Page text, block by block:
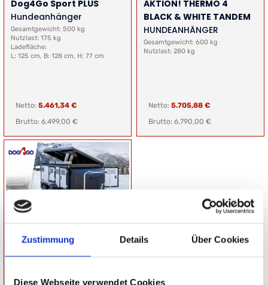
Zustimmung Details Über Cookies
Diese Webseite verwendet Cookies
Dog4Go Sport PLUS
Hundeanhänger
Gesamtgewicht: 500 kg
Nutzlast: 175 kg
Ladefläche:
L: 125 cm, B: 128 cm, H: 77 cm
Netto: 5.461,34 €
Brutto: 6.499,00 €
AKTION! THERMO 4
BLACK & WHITE TANDEM
HUNDEANHÄNGER
Gesamtgewicht: 600 kg
Nutzlast: 280 kg
Netto: 5.705,88 €
Brutto: 6.790,00 €
Hundeanhänger
Gesamtgewicht: 750 kg
Nutzlast: 140 kg